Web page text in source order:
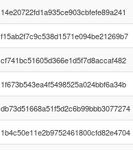
14e20722fd1a935ce903cbfefe89a241
f15ab2f7c9c538d1571e094be21269b7
cf741bc51605d366e1d5f7d8accaf482
1f673b543ea4f5498525a024bbf6a34b
db73d51668a51f5d2c6b99bbb3077274
1b4c50e11e2b9752461800cfd82e4704